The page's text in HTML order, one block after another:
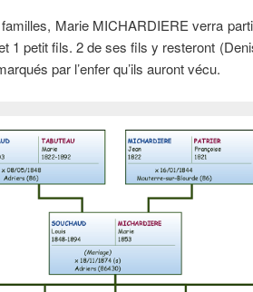
Marie MICHARDIERE verra
1 petit fils. 2 de ses fils y resteront
par l’enfer qu’ils auront vécu.